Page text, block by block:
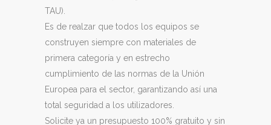
TAU).
Es de realzar que todos los equipos se
construyen siempre con materiales de
primera categoría y en estrecho
cumplimiento de las normas de la Unión
Europea para el sector, garantizando así una
total seguridad a los utilizadores.
Solicite ya un presupuesto 100% gratuito y sin